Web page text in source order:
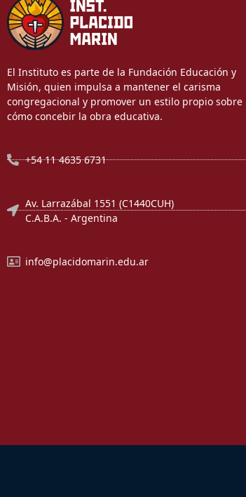
El Instituto es parte de la Fundación Educación y
Misión, quien impulsa a mantener el carisma
congregacional y promover un estilo propio sobre
cómo concebir la obra educativa.
+54 11 4635 6731
Av. Larrazábal 1551 (C1440CUH)
C.A.B.A. - Argentina
info@placidomarin.edu.ar